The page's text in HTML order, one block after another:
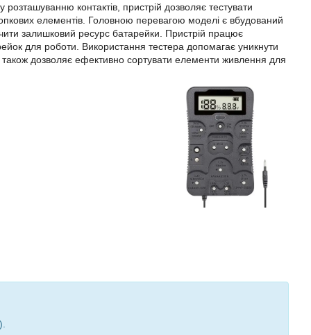
контактів, пристрій дозволяє тестувати
елементів. Головною перевагою моделі є вбудований
залишковий ресурс батарейки. Пристрій працює
для роботи. Використання тестера допомагає уникнути
дозволяє ефективно сортувати елементи живлення для